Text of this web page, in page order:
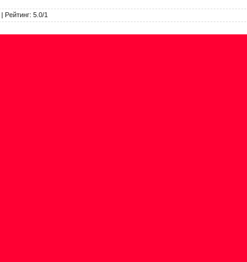
| Рейтинг: 5.0/1